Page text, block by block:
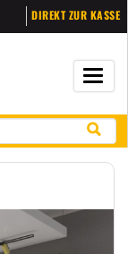
DIREKT ZUR KASSE